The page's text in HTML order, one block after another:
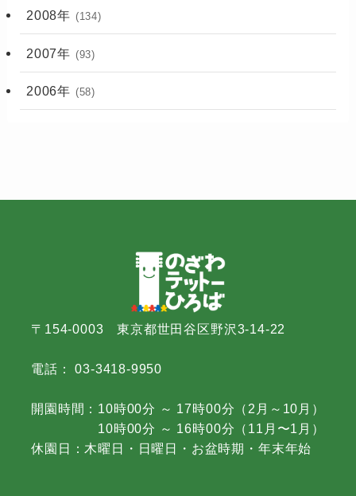
2008年 (134)
2007年 (93)
2006年 (58)
〒154-0003 東京都世田谷区野沢3-14-22
電話： 03-3418-9950
開園時間：10時00分 ～ 17時00分（2月～10月）
10時00分 ～ 16時00分（11月〜1月）
休園日：木曜日・日曜日・お盆時期・年末年始